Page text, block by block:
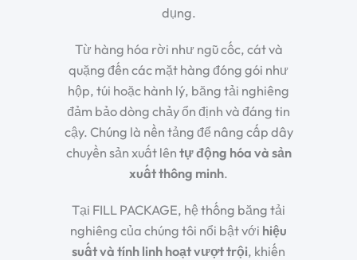
dụng.
Từ hàng hóa rời như ngũ cốc, cát và
quặng đến các mặt hàng đóng gói như
hộp, túi hoặc hành lý, băng tải nghiêng
đảm bảo dòng chảy ổn định và đáng tin
cậy. Chúng là nền tảng để nâng cấp dây
chuyền sản xuất lên tự động hóa và sản
xuất thông minh.
Tại FILL PACKAGE, hệ thống băng tải
nghiêng của chúng tôi nổi bật với hiệu
suất và tính linh hoạt vượt trội, khiến